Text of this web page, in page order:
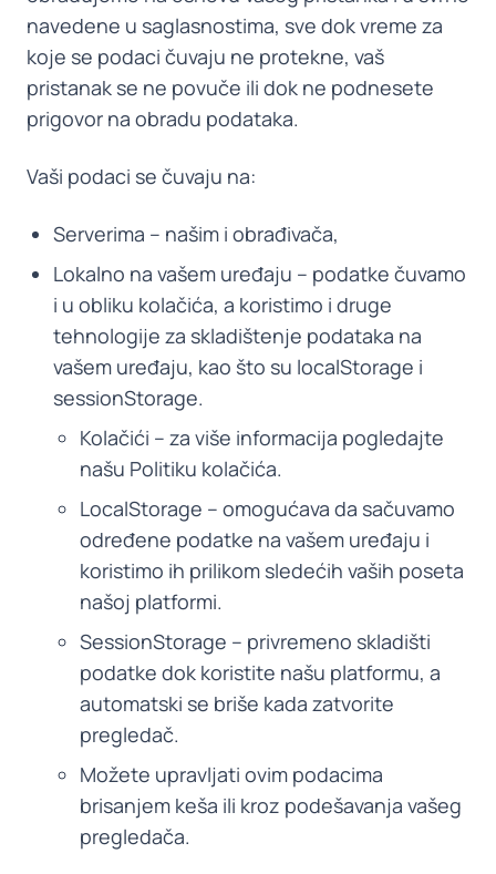
navedene u saglasnostima, sve dok vreme za
koje se podaci čuvaju ne protekne, vaš
pristanak se ne povuče ili dok ne podnesete
prigovor na obradu podataka.
Vaši podaci se čuvaju na:
Serverima – našim i obrađivača,
Lokalno na vašem uređaju – podatke čuvamo
i u obliku kolačića, a koristimo i druge
tehnologije za skladištenje podataka na
vašem uređaju, kao što su localStorage i
sessionStorage.
Kolačići – za više informacija pogledajte
našu Politiku kolačića.
LocalStorage – omogućava da sačuvamo
određene podatke na vašem uređaju i
koristimo ih prilikom sledećih vaših poseta
našoj platformi.
SessionStorage – privremeno skladišti
podatke dok koristite našu platformu, a
automatski se briše kada zatvorite
pregledač.
Možete upravljati ovim podacima
brisanjem keša ili kroz podešavanja vašeg
pregledača.